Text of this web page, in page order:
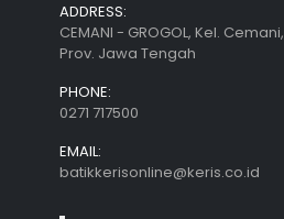
ADDRESS:
CEMANI - GROGOL, Kel.
Prov. Jawa Tengah
PHONE:
0271 717500
EMAIL:
batikkerisonline@keris.co.id